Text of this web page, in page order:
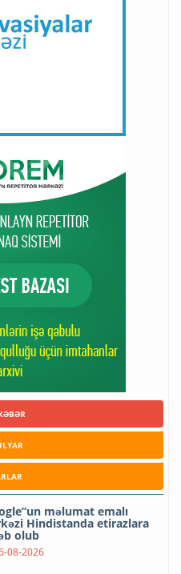
məlumat emalı
Hindistanda etirazlara
olub
08-2026